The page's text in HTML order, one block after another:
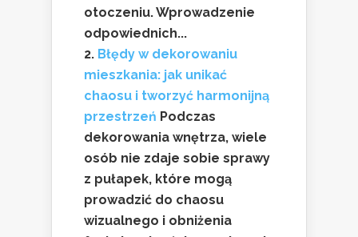
otoczeniu. Wprowadzenie
odpowiednich...
Błędy w dekorowaniu
mieszkania: jak unikać
chaosu i tworzyć harmonijną
przestrzeń Podczas
dekorowania wnętrza, wiele
osób nie zdaje sobie sprawy
z pułapek, które mogą
prowadzić do chaosu
wizualnego i obniżenia